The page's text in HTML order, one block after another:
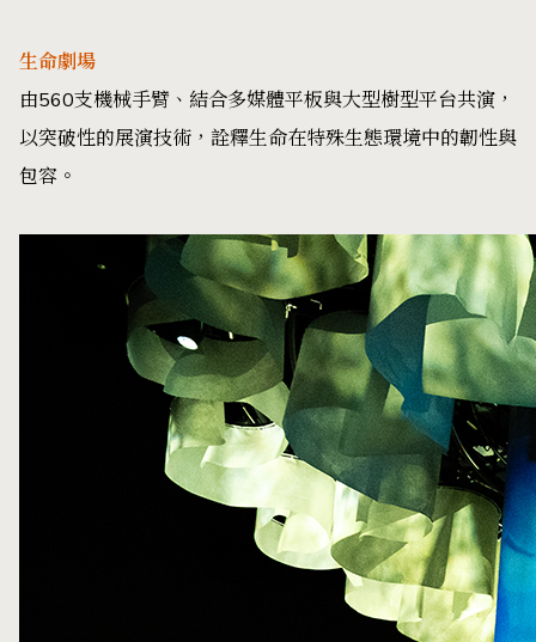
生命劇場
由560支機械手臂、結合多媒體平板與大型樹型平台共演，
以突破性的展演技術，詮釋生命在特殊生態環境中的韌性與
包容。